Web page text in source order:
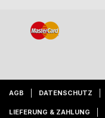
AGB DATENSCHUTZ
LIEFERUNG & ZAHLUNG